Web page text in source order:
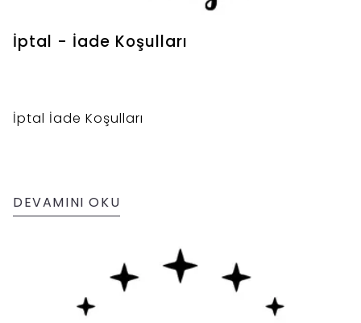
İptal - İade Koşulları
İptal İade Koşulları
DEVAMINI OKU